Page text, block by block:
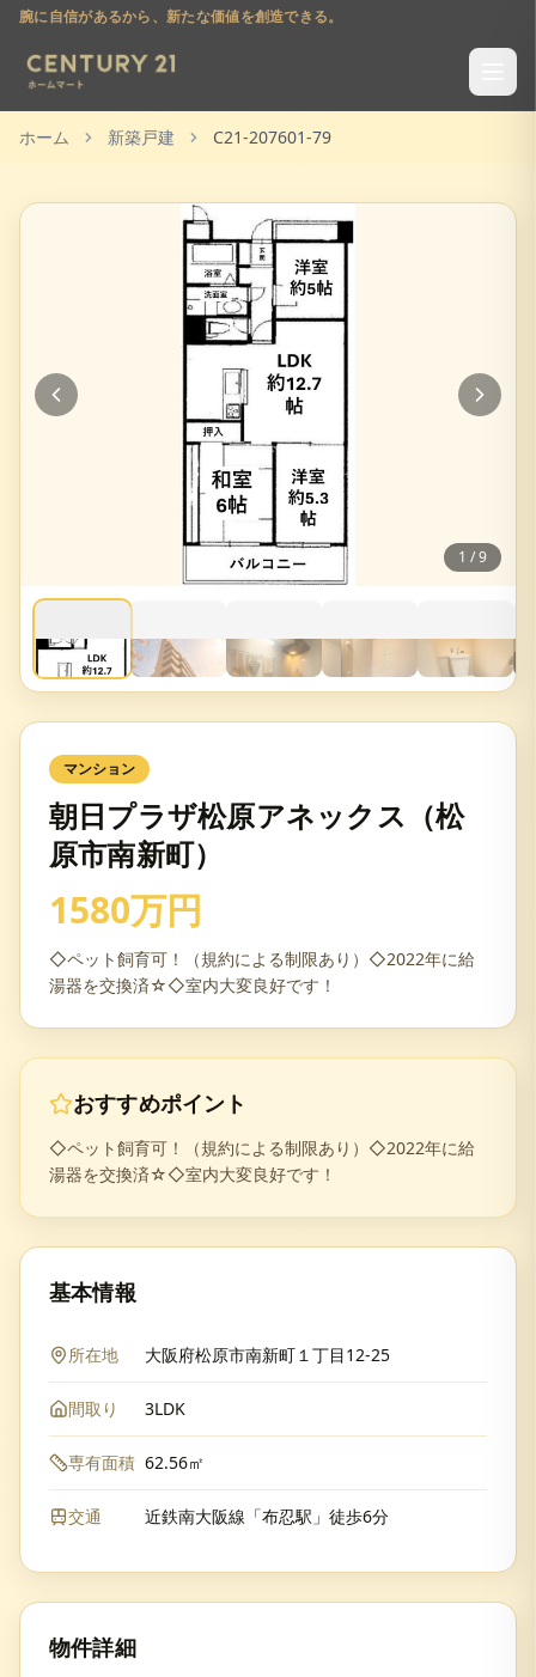
腕に自信があるから、新たな価値を創造できる。
ホーム 新築戸建 C21-207601-79
1 /9
マンション
朝日プラザ松原アネックス（松
原市南新町）
1580万円
◇ペット飼育可！（規約による制限あり）◇2022年に給
湯器を交換済☆◇室内大変良好です！
おすすめポイント
◇ペット飼育可！（規約による制限あり）◇2022年に給
湯器を交換済☆◇室内大変良好です！
基本情報
所在地 大阪府松原市南新町１丁目12-25
間取り 3LDK
専有面積 62.56㎡
交通 近鉄南大阪線「布忍駅」徒歩6分
物件詳細